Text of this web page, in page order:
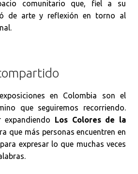
comunitario que, fiel a su
de arte y reflexión en torno al
en Colombia son el
que seguiremos recorriendo.
expandiendo Los Colores de la
que más personas encuentren en
expresar lo que muchas veces